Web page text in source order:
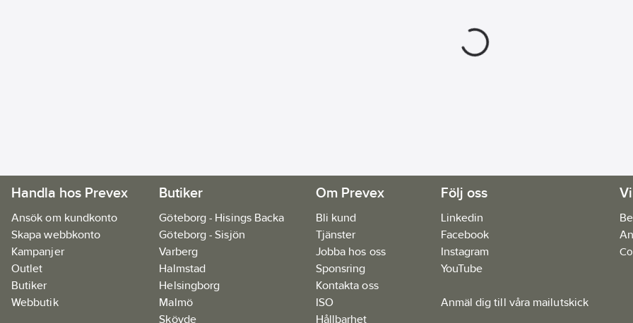
Handla hos Prevex
Ansök om kundkonto
Skapa webbkonto
Kampanjer
Outlet
Butiker
Webbutik
Butiker
Göteborg - Hisings Backa
Göteborg - Sisjön
Varberg
Halmstad
Helsingborg
Malmö
Skövde
Om Prevex
Bli kund
Tjänster
Jobba hos oss
Sponsring
Kontakta oss
ISO
Hållbarhet
Följ oss
Linkedin
Facebook
Instagram
YouTube
Anmäl dig till våra mailutskick